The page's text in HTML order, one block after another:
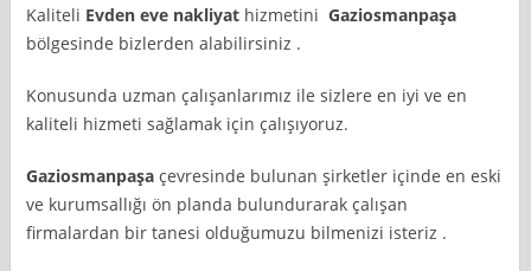
Kaliteli Evden eve nakliyat hizmetiniGaziosmanpaşa
bölgesinde bizlerden alabilirsiniz .
Konusunda uzman çalışanlarımız ile sizlere en iyi ve en
kaliteli hizmeti sağlamak için çalışıyoruz.
Gaziosmanpaşa çevresinde bulunan şirketler içinde en eski
ve kurumsallığı ön planda bulundurarak çalışan
firmalardan bir tanesi olduğumuzu bilmenizi isteriz .